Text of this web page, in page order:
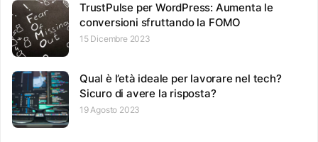
TrustPulse per WordPress: Aumenta le
conversioni sfruttando la FOMO
15 Dicembre 2023
Qual è l’età ideale per lavorare nel tech?
Sicuro di avere la risposta?
19 Agosto 2023